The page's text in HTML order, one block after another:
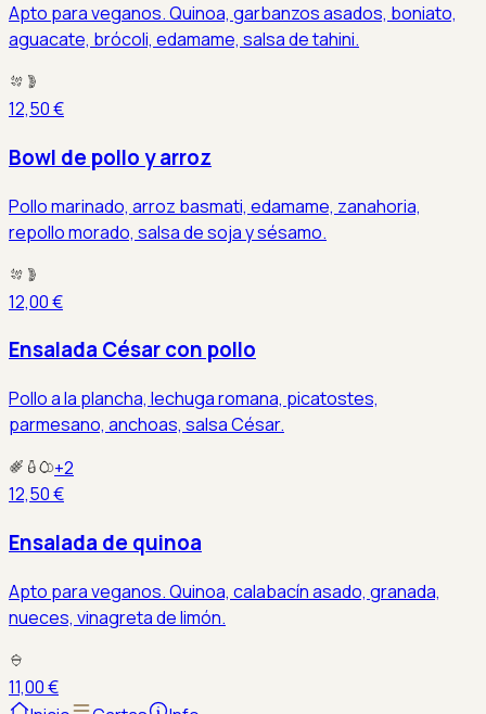
Apto para veganos. Quinoa, garbanzos asados, boniato,
aguacate, brócoli, edamame, salsa de tahini.
12,50 €
Bowl de pollo y arroz
Pollo marinado, arroz basmati, edamame, zanahoria,
repollo morado, salsa de soja y sésamo.
12,00 €
Ensalada César con pollo
Pollo a la plancha, lechuga romana, picatostes,
parmesano, anchoas, salsa César.
+2
12,50 €
Ensalada de quinoa
Apto para veganos. Quinoa, calabacín asado, granada,
nueces, vinagreta de limón.
11,00 €